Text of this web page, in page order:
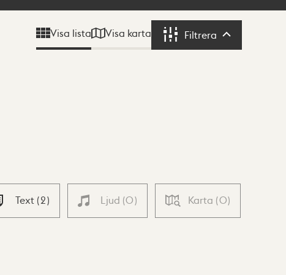
Visa lista Visa karta Filtrera Filtrera
Text (2) Ljud (0) Karta (0)